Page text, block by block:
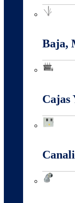
Baja,
Cajas